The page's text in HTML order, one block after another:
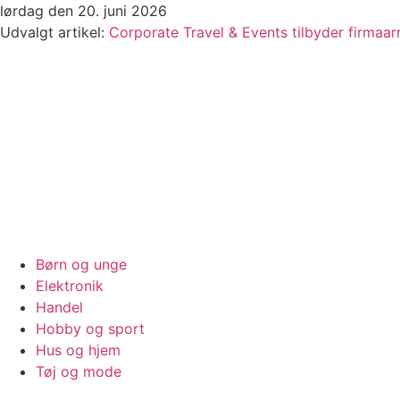
Videre
til
lørdag den 20. juni 2026
Udvalgt artikel: Corporate Travel & Events tilbyder
Børn og unge
Elektronik
Handel
Hobby og sport
Hus og hjem
Tøj og mode